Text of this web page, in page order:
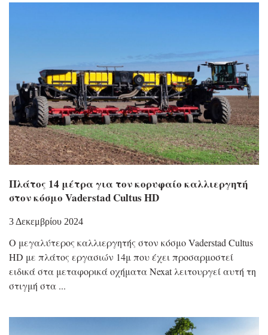
Πλάτος 14 μέτρα για τον κορυφαίο καλλιεργητή
στον κόσμο Vaderstad Cultus HD
3 Δεκεμβρίου 2024
Ο μεγαλύτερος καλλιεργητής στον κόσμο Vaderstad Cultus
HD με πλάτος εργασιών 14μ που έχει προσαρμοστεί
ειδικά στα μεταφορικά οχήματα Nexat λειτουργεί αυτή τη
στιγμή στα